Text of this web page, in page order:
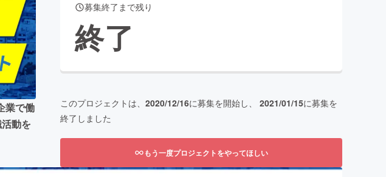
Creation
yaコミュニティ
業で働
動を
募集終了まで残り
終了
このプロジェクトは、 2020/12/16に募集を開始し、 2021/01/15に募集を
終了しました
もう一度プロジェクトをやってほしい